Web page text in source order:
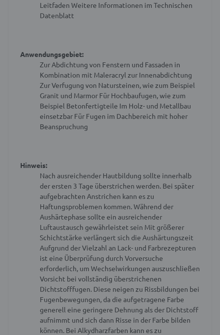
Leitfaden Weitere Informationen im Technischen
Datenblatt
Anwendungsgebiet:
Zur Abdichtung von Fenstern und Fassaden in
Kombination mit Maleracryl zur Innenabdichtung
Zur Verfugung von Natursteinen, wie zum Beispiel
Granit und Marmor Für Hochbaufugen, wie zum
Beispiel Betonfertigteile Im Holz- und Metallbau
einsetzbar Für Fugen im Dachbereich mit hoher
Beanspruchung
Hinweis:
Nach ausreichender Hautbildung sollte innerhalb
der ersten 3 Tage überstrichen werden. Bei später
aufgebrachten Anstrichen kann es zu
Haftungsproblemen kommen.Während der
Aushärtephase sollte ein ausreichender
Luftaustausch gewährleistet sein Mit größerer
Schichtstärke verlängert sich die Aushärtungszeit
Aufgrund der Vielzahl an Lack- und Farbrezepturen
ist eine Überprüfung durch Vorversuche
erforderlich, um Wechselwirkungen auszuschließen
Vorsicht bei vollständig überstrichenen
Dichtstofffugen. Diese neigen zu Rissbildungen bei
Fugenbewegungen, da die aufgetragene Farbe
generell eine geringere Dehnung als der Dichtstoff
aufnimmt und sich dann Risse in der Farbe bilden
können. Bei Alkydharzfarben kann es zu